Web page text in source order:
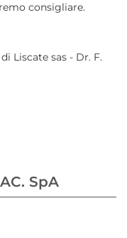
consigliare.
Liscate sas - Dr. F.
SpA